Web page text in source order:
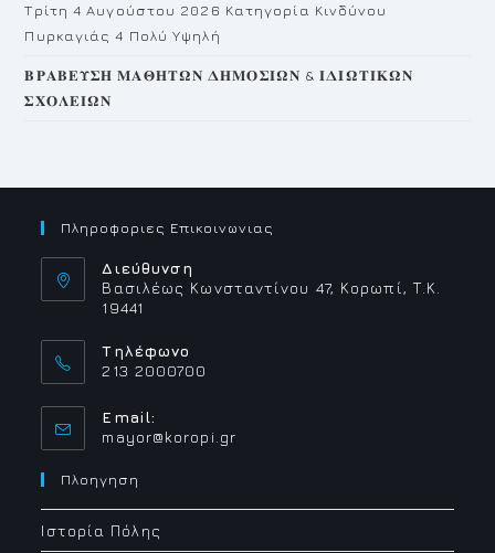
Τρίτη 4 Αυγούστου 2026 Κατηγορία Κινδύνου
Πυρκαγιάς 4 Πολύ Υψηλή
𝚩𝚸𝚨𝚩𝚬𝚼𝚺𝚮 𝚳𝚨𝚯𝚮𝚻𝛀𝚴 𝚫𝚮𝚳𝚶𝚺𝚰𝛀𝚴 & 𝚰𝚫𝚰𝛀𝚻𝚰𝚱𝛀𝚴
𝚺𝚾𝚶𝚲𝚬𝚰𝛀𝚴
Πληροφοριες Επικοινωνιας
Διεύθυνση
Βασιλέως Κωνσταντίνου 47, Κορωπί, Τ.Κ.
19441
Τηλέφωνο
213 2000700
Email:
mayor@koropi.grOpens
Πλοηγηση
Ιστορία Πόλης